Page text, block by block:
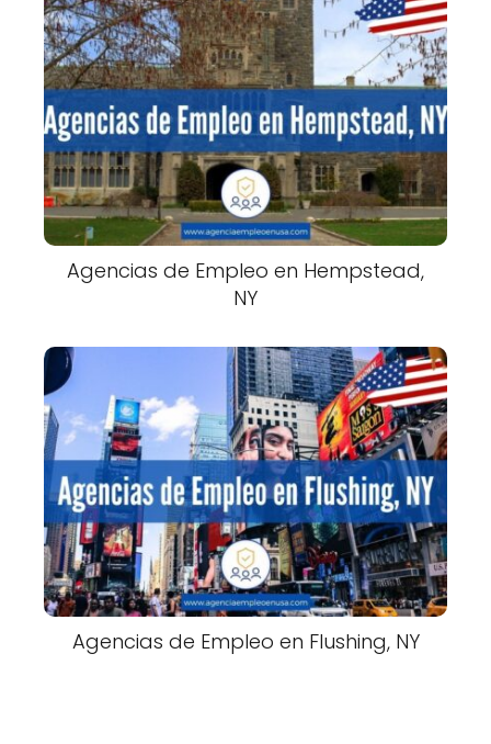
Agencias de Empleo en Hempstead,
NY
Agencias de Empleo en Flushing, NY